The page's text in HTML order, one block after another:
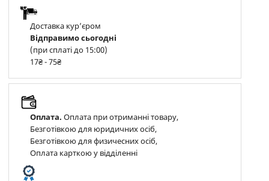
Доставка курʼєром
Відправимо сьогодні
(при сплаті до 15:00)
17₴ - 75₴
Оплата. Оплата при отриманні товару,
Безготівкою для юридичних осіб,
Безготівкою для физичесних осіб,
Оплата карткою у відділенні